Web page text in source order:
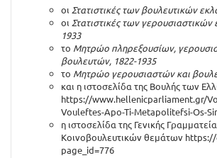
οι Στατιστικές των βουλευτικών
οι Στατιστικές των
1933
το Μητρώο πληρεξουσίων,
βουλευτών, 1822-1935
το Μητρώο γερουσιαστών και
και η ιστοσελίδα της Βουλής των
https://www.hellenicparliament.gr/
Vouleftes-Apo-Ti-Metapolitefsi-Os-
η ιστοσελίδα της Γενικής
Κοινοβουλευτικών θεμάτων
page_id=776